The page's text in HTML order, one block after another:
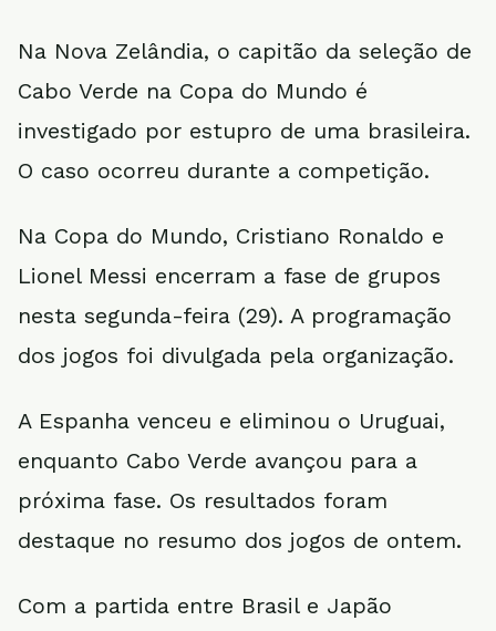
Na Nova Zelândia, o capitão da seleção de
Cabo Verde na Copa do Mundo é
investigado por estupro de uma brasileira.
O caso ocorreu durante a competição.
Na Copa do Mundo, Cristiano Ronaldo e
Lionel Messi encerram a fase de grupos
nesta segunda-feira (29). A programação
dos jogos foi divulgada pela organização.
A Espanha venceu e eliminou o Uruguai,
enquanto Cabo Verde avançou para a
próxima fase. Os resultados foram
destaque no resumo dos jogos de ontem.
Com a partida entre Brasil e Japão